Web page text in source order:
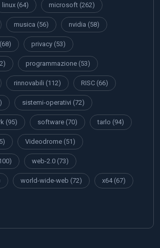
linux (64) microsoft (262)
musica (56) nvidia (58)
(68) privacy (53)
programmazione (53)
rinnovabili (112) RISC (66)
sistemi-operativi (72)
(95) software (70) tarlo (94)
Videodrome (51)
web-2.0 (73)
world-wide-web (72) x64(67)